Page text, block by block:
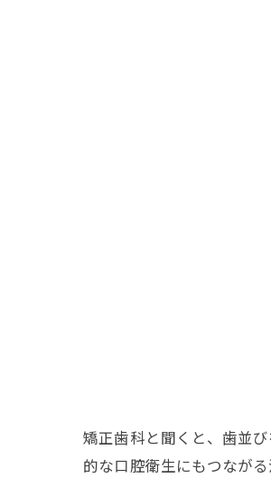
矯正歯科と聞くと、歯並
的な口腔衛生にもつなが